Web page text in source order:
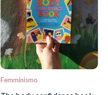
Femminismo